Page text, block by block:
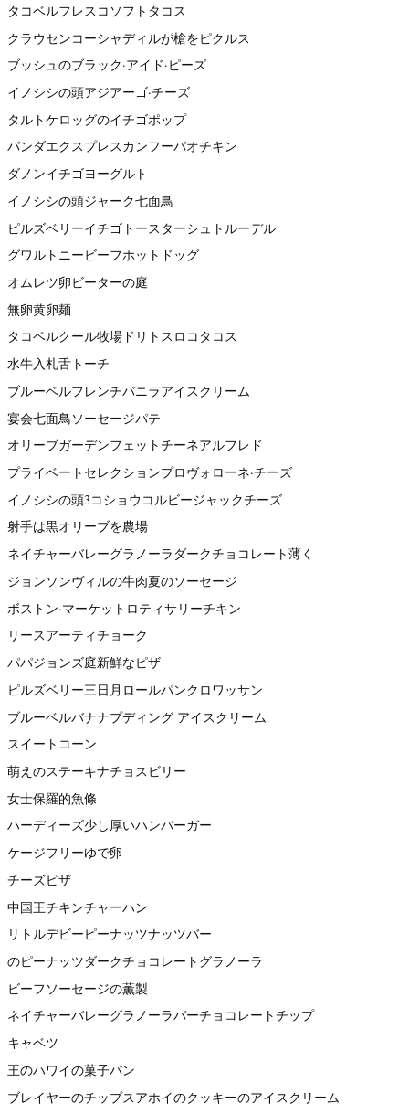
タコベルフレスコソフトタコス
クラウセンコーシャディルが槍をピクルス
ブッシュのブラック·アイド·ピーズ
イノシシの頭アジアーゴ·チーズ
タルトケロッグのイチゴポップ
パンダエクスプレスカンフーパオチキン
ダノンイチゴヨーグルト
イノシシの頭ジャーク七面鳥
ピルズベリーイチゴトースターシュトルーデル
グワルトニービーフホットドッグ
オムレツ卵ビーターの庭
無卵黄卵麺
タコベルクール牧場ドリトスロコタコス
水牛入札舌トーチ
ブルーベルフレンチバニラアイスクリーム
宴会七面鳥ソーセージパテ
オリーブガーデンフェットチーネアルフレド
プライベートセレクションプロヴォローネ·チーズ
イノシシの頭3コショウコルビージャックチーズ
射手は黒オリーブを農場
ネイチャーバレーグラノーラダークチョコレート薄く
ジョンソンヴィルの牛肉夏のソーセージ
ボストン·マーケットロティサリーチキン
リースアーティチョーク
パパジョンズ庭新鮮なピザ
ピルズベリー三日月ロールパンクロワッサン
ブルーベルバナナプディング アイスクリーム
スイートコーン
萌えのステーキナチョスビリー
女士保羅的魚條
ハーディーズ少し厚いハンバーガー
ケージフリーゆで卵
チーズピザ
中国王チキンチャーハン
リトルデビーピーナッツナッツバー
のピーナッツダークチョコレートグラノーラ
ビーフソーセージの薫製
ネイチャーバレーグラノーラバーチョコレートチップ
キャベツ
王のハワイの菓子パン
ブレイヤーのチップスアホイのクッキーのアイスクリーム